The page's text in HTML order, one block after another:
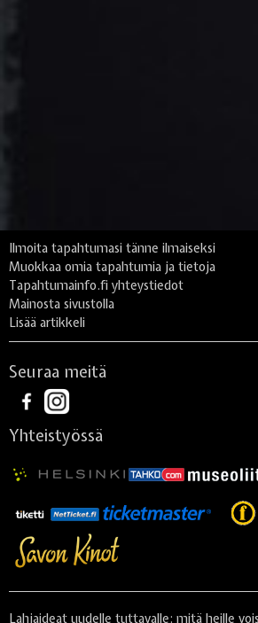
Ilmoita tapahtumasi tänne ilmaiseksi
Muokkaa omia tapahtumia ja tietoja
Tapahtumainfo.fi yhteystiedot
Mainosta sivustolla
Lisää artikkeli
Seuraa meitä
Yhteistyössä
Lahjaideat uudelle tuttavalle: mitä heille